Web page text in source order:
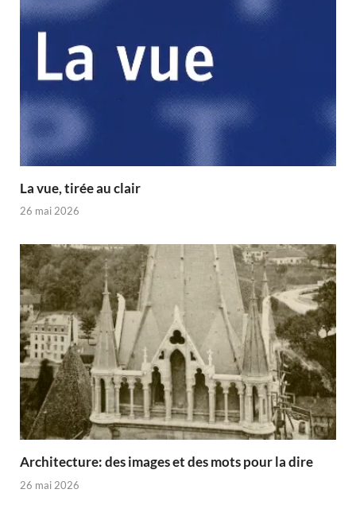
La vue, tirée au clair
26 mai 2026
Architecture: des images et des mots pour la dire
26 mai 2026